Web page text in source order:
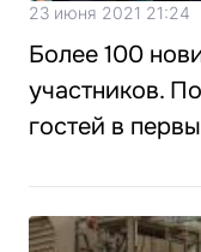
23 июня 2021 21:24
Более 100
участников.
гостей в